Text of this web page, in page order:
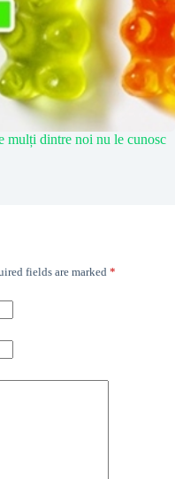
mulți dintre noi nu le cunosc
fields are marked *